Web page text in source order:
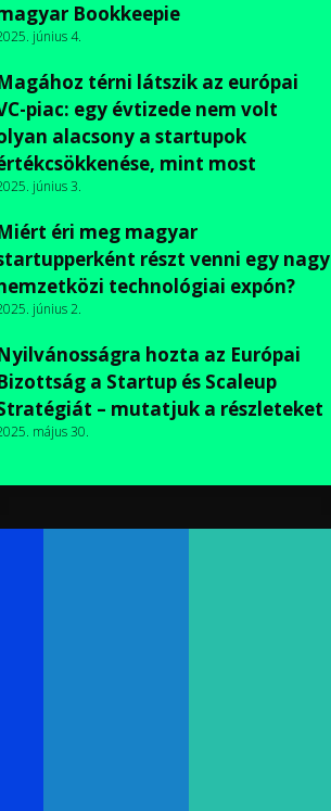
Bookkeepie
június 4.
térni látszik az európai
piac: egy évtizede nem volt
alacsony a startupok
mint most
június 3.
éri meg magyar
részt venni egy nagy
technológiai expón?
június 2.
hozta az Európai
a Startup és Scaleup
– mutatjuk a részleteket
május 30.